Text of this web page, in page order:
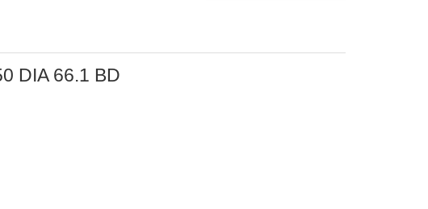
DIA 66.1 BD